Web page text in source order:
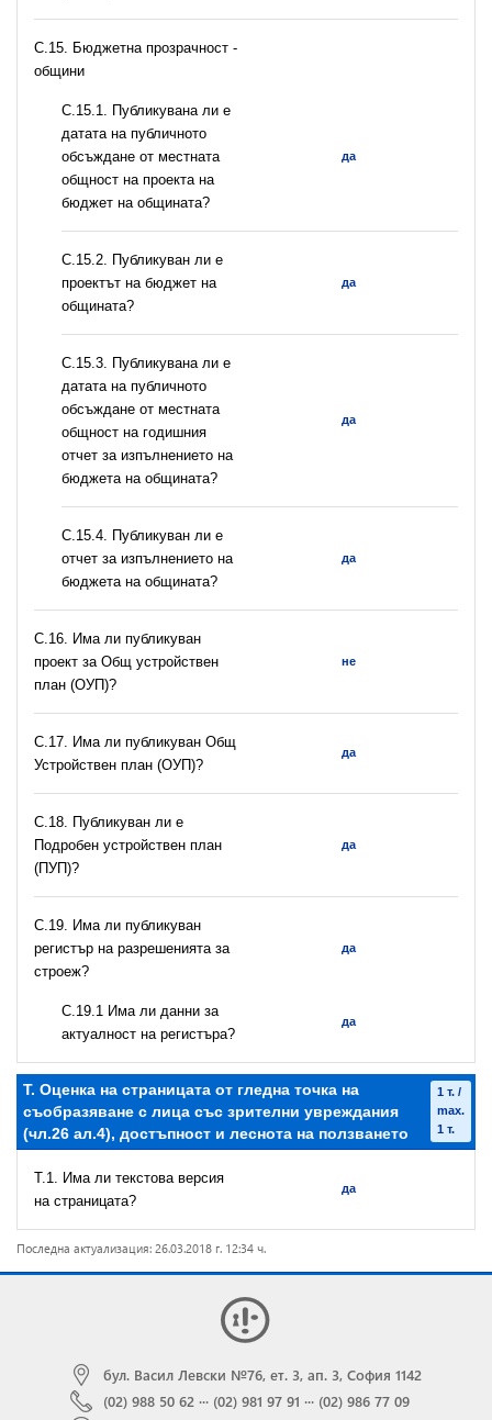
C.15. Бюджетна прозрачност -
общини
С.15.1. Публикувана ли е
датата на публичното
обсъждане от местната
общност на проекта на
бюджет на общината?
да
С.15.2. Публикуван ли е
проектът на бюджет на
общината?
да
С.15.3. Публикувана ли е
датата на публичното
обсъждане от местната
общност на годишния
отчет за изпълнението на
бюджета на общината?
да
С.15.4. Публикуван ли е
отчет за изпълнението на
бюджета на общината?
да
С.16. Има ли публикуван
проект за Общ устройствен
план (ОУП)?
не
С.17. Има ли публикуван Общ
Устройствен план (ОУП)?
да
С.18. Публикуван ли е
Подробен устройствен план
(ПУП)?
да
С.19. Има ли публикуван
регистър на разрешeнията за
строеж?
да
С.19.1 Има ли данни за
актуалност на регистъра?
да
T. Оценка на страницата от гледна точка на
съобразяване с лица със зрителни увреждания
(чл.26 ал.4), достъпност и леснота на ползването
1 т. /
max.
1 т.
T.1. Има ли текстова версия
на страницата?
да
Последна актуализация: 26.03.2018 г. 12:34 ч.
бул. Васил Левски №76, ет. 3, ап. 3, София 1142
(02) 988 50 62 ··· (02) 981 97 91 ··· (02) 986 77 09